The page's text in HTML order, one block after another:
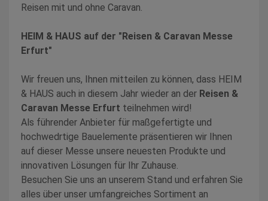
Reisen mit und ohne Caravan.
HEIM & HAUS auf der "Reisen & Caravan Messe
Erfurt"
Wir freuen uns, Ihnen mitteilen zu können, dass HEIM
& HAUS auch in diesem Jahr wieder an der Reisen &
Caravan Messe Erfurt teilnehmen wird!
Als führender Anbieter für maßgefertigte und
hochwedrtige Bauelemente präsentieren wir Ihnen
auf dieser Messe unsere neuesten Produkte und
innovativen Lösungen für Ihr Zuhause.
Besuchen Sie uns an unserem Stand und erfahren Sie
alles über unser umfangreiches Sortiment an